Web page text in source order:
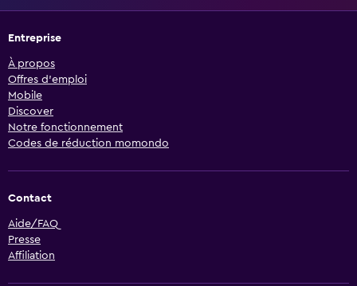
Entreprise
À propos
Offres d’emploi
Mobile
Discover
Notre fonctionnement
Codes de réduction momondo
Contact
Aide/FAQ
Presse
Affiliation